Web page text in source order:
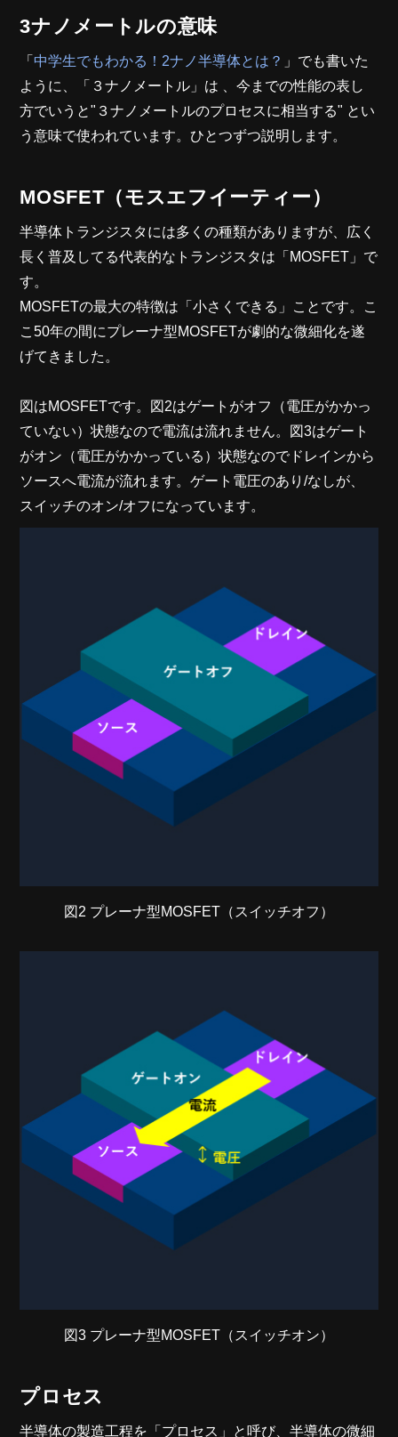
3ナノメートルの意味
「中学生でもわかる！2ナノ半導体とは？ 」でも書いた
ように、「３ナノメートル」は 、今までの性能の表し
方でいうと"３ナノメートルのプロセスに相当する" とい
う意味で使われています。ひとつずつ説明します。
MOSFET（モスエフイーティー）
半導体トランジスタには多くの種類がありますが、広く
長く普及してる代表的なトランジスタは「MOSFET」で
す。
MOSFETの最大の特徴は「小さくできる」ことです。こ
こ50年の間にプレーナ型MOSFETが劇的な微細化を遂
げてきました。
図はMOSFETです。図2はゲートがオフ（電圧がかかっ
ていない）状態なので電流は流れません。図3はゲート
がオン（電圧がかかっている）状態なのでドレインから
ソースへ電流が流れます。ゲート電圧のあり/なしが、
スイッチのオン/オフになっています。
図2 プレーナ型MOSFET（スイッチオフ）
図3 プレーナ型MOSFET（スイッチオン）
プロセス
半導体の製造工程を「プロセス」と呼び、半導体の微細